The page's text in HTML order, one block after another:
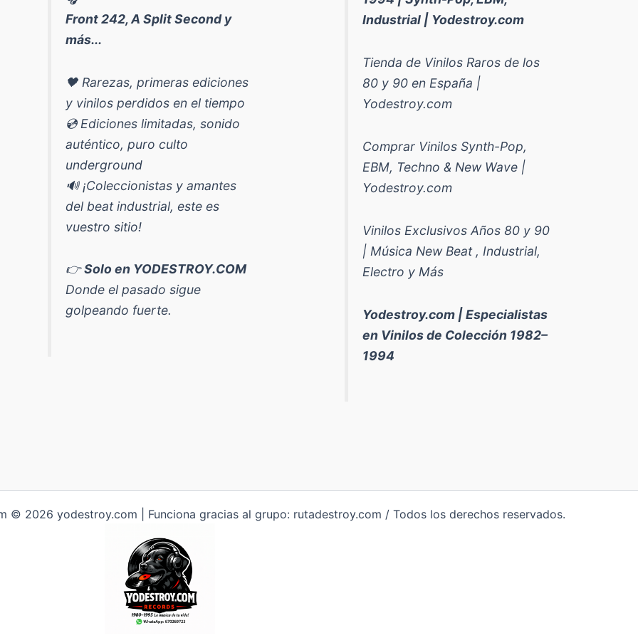
Front 242, A Split Second y
más...
🖤 Rarezas, primeras ediciones
y vinilos perdidos en el tiempo
💿 Ediciones limitadas, sonido
auténtico, puro culto
underground
🔊 ¡Coleccionistas y amantes
del beat industrial, este es
vuestro sitio!
👉Solo en YODESTROY.COM
Donde el pasado sigue
golpeando fuerte.
Industrial | Yodestroy.com
Tienda de Vinilos Raros de los
80 y 90 en España |
Yodestroy.com
Comprar Vinilos Synth-Pop,
EBM, Techno & New Wave |
Yodestroy.com
Vinilos Exclusivos Años 80 y 90
| Música New Beat , Industrial,
Electro y Más
Yodestroy.com | Especialistas
en Vinilos de Colección 1982–
1994
© 2026 yodestroy.com | Funciona gracias al grupo: rutadestroy.com / Todos los derechos reservados.